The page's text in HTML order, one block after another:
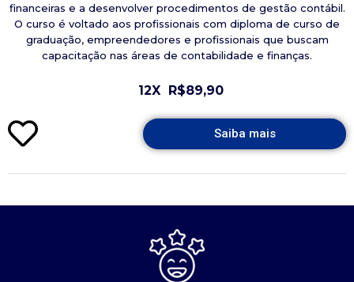
financeiras e a desenvolver procedimentos de gestão contábil.
O curso é voltado aos profissionais com diploma de curso de
graduação, empreendedores e profissionais que buscam
capacitação nas áreas de contabilidade e finanças.
12X R$89,90
Saiba mais